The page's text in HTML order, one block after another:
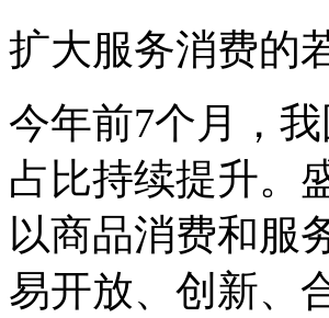
扩大服务消费的
今年前7个月，
占比持续提升。
以商品消费和服
易开放、创新、